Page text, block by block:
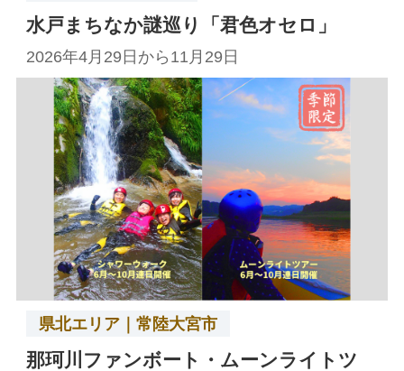
水戸まちなか謎巡り「君色オセロ」
2026年4月29日から11月29日
県北エリア｜常陸大宮市
那珂川ファンボート・ムーンライトツ